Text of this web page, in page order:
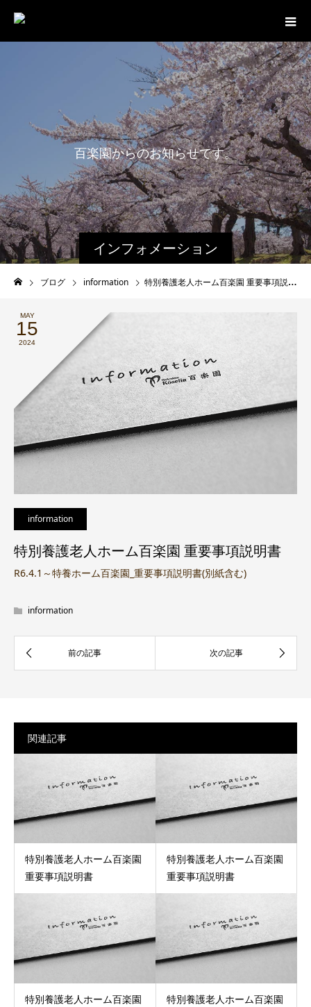
インフォメーション
百楽園からのお知らせです。
ブログ information 特別養護老人ホーム百楽園 重要事項説明書
MAY
15
2024
information
特別養護老人ホーム百楽園 重要事項説明書
R6.4.1～特養ホーム百楽園_重要事項説明書(別紙含む)
information
関連記事
特別養護老人ホーム百楽園
重要事項説明書
特別養護老人ホーム百楽園
重要事項説明書
特別養護老人ホーム百楽園
特別養護老人ホーム百楽園